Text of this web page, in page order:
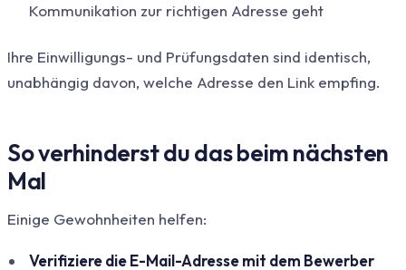
Kommunikation zur richtigen Adresse geht
Ihre Einwilligungs- und Prüfungsdaten sind identisch,
unabhängig davon, welche Adresse den Link empfing.
So verhinderst du das beim nächsten
Mal
Einige Gewohnheiten helfen:
Verifiziere die E-Mail-Adresse mit dem Bewerber